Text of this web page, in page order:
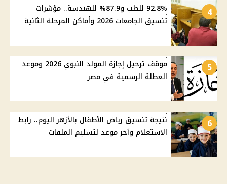
4
92.8% للطب و87.9% للهندسة.. مؤشرات
تنسيق الجامعات 2026 وأماكن المرحلة الثانية
5
موقف ترحيل إجازة المولد النبوي 2026 وموعد
العطلة الرسمية في مصر
6
نتيجة تنسيق رياض الأطفال بالأزهر اليوم.. رابط
الاستعلام وآخر موعد لتسليم الملفات